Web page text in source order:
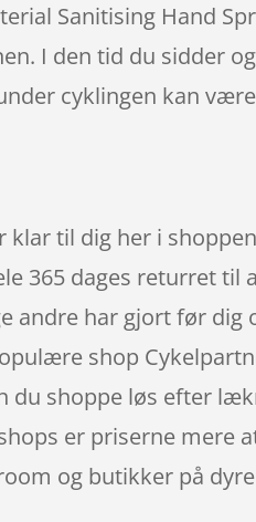
Sanitising Hand
I den tid du sidder
cyklingen kan
klar til dig her i
365 dages returret til
andre har gjort før dig
shop
du shoppe løs efter
er priserne mere
og butikker på